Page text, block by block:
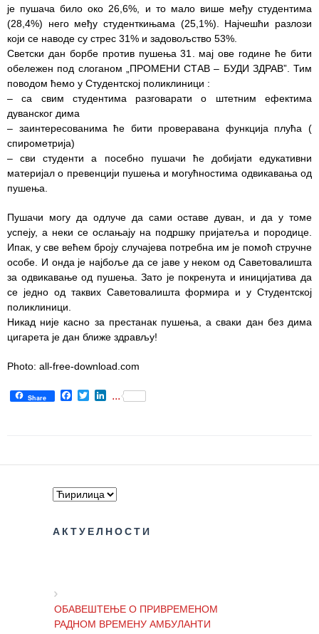
је пушача било око 26,6%, и то мало више међу студентима
(28,4%) него међу студенткињама (25,1%). Најчешћи разлози
који се наводе су стрес 31% и задовољство 53%.
Светски дан борбе против пушења 31. мај ове године ће бити
обележен под слоганом „ПРОМЕНИ СТАВ – БУДИ ЗДРАВ”. Тим
поводом ћемо у Студентској поликлиници :
– са свим студентима разговарати о штетним ефектима
дуванског дима
– заинтересованима ће бити проверавана функција плућа (
спирометрија)
– сви студенти а посебно пушачи ће добијати едукативни
материјал о превенцији пушења и могућностима одвикавања од
пушења.
Пушачи могу да одлуче да сами оставе дуван, и да у томе
успеју, а неки се ослањају на подршку пријатеља и породице.
Ипак, у све већем броју случајева потребна им је помоћ стручне
особе. И онда је најбоље да се јаве у неком од Саветовалишта
за одвикавање од пушења. Зато је покренута и иницијатива да
се једно од таквих Саветовалишта формира и у Студентској
поликлиници.
Никад није касно за престанак пушења, а сваки дан без дима
цигарета је дан ближе здрављу!
Photo: all-free-download.com
Share Facebook
TwitterLinkedIn
...
АКТУЕЛНОСТИ
ОБАВЕШТЕЊЕ О ПРИВРЕМЕНОМ
РАДНОМ ВРЕМЕНУ АМБУЛАНТИ
медицине са
информатиком
Служба за
економско-
финансијске,
техничке и
друге сличне
послове
Финансије
/ јавне
Квалитет
здравствене
заштите
Документа
ДОКУМЕНТА
КОНКУРСИ
Огласи и
ПАЦИЈЕНТЕ